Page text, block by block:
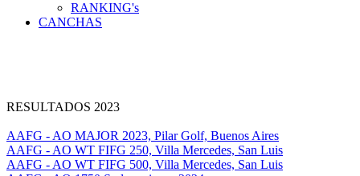
RANKING's
CANCHAS
RESULTADOS 2023
AAFG - AO MAJOR 2023, Pilar Golf, Buenos Aires
AAFG - AO WT FIFG 250, Villa Mercedes, San Luis
AAFG - AO WT FIFG 500, Villa Mercedes, San Luis